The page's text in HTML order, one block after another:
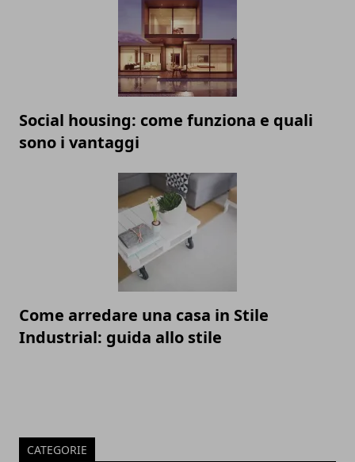
Social housing: come funziona e quali
sono i vantaggi
Come arredare una casa in Stile
Industrial: guida allo stile
CATEGORIE